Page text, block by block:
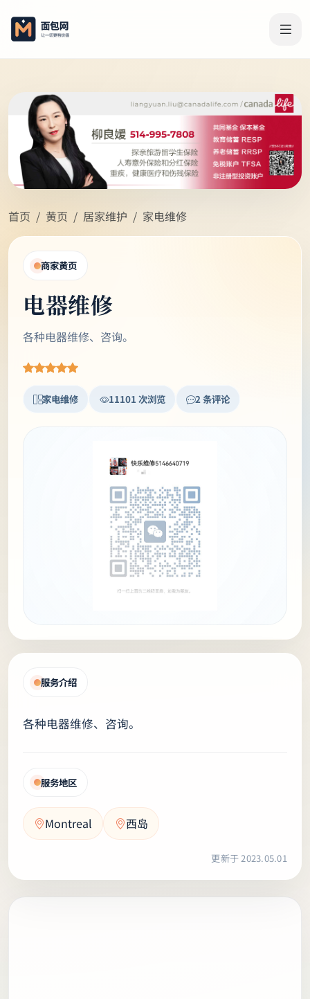
首页 黄页 居家维护 家电维修
商家黄页
电器维修
各种电器维修、咨询。
家电维修 11101 次浏览 2 条评论
服务介绍
各种电器维修、咨询。
服务地区
Montreal 西岛
更新于 2023.05.01